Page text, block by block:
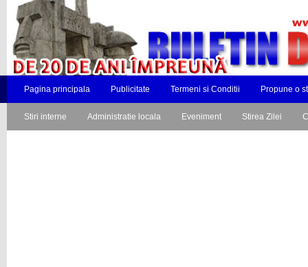
Pagina principala Publicitate Termeni si Conditii Propune o
Stiri interne Administratie locala Eveniment Stirea Zilei